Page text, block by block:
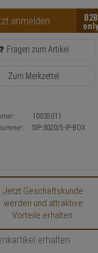
anmelden B2B
Fragen zum Artikel
Zum Merkzettel
10035011
SIP-3020/5-IP-BOX
Jetzt Geschäftskunde
werden und attraktive
Vorteile erhalten.
erhalten